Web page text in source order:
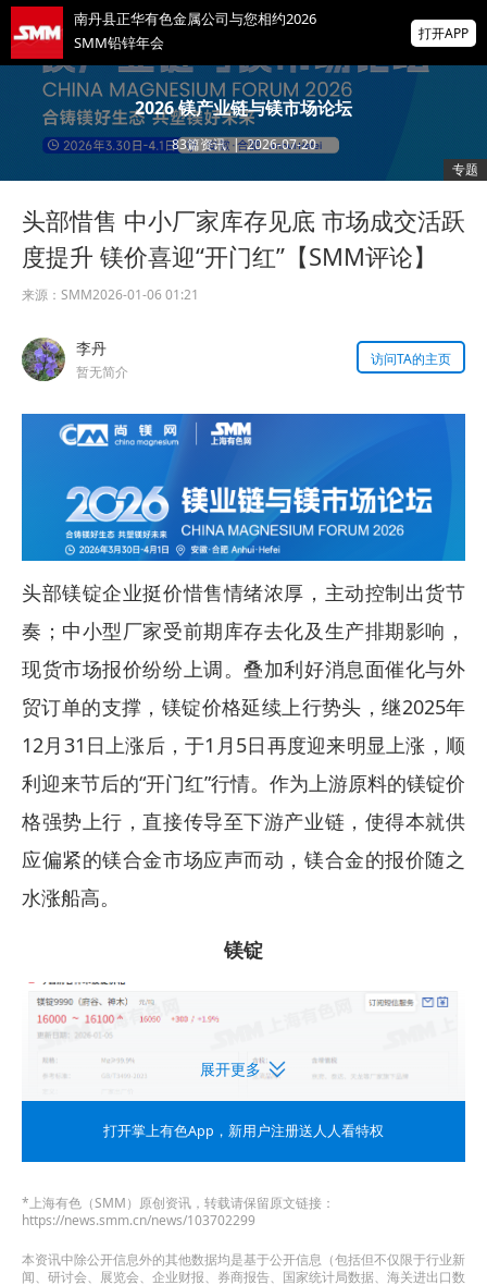
南丹县正华有色金属公司与您相约2026
SMM铅锌年会
2026年8月2期朝阳钢铁铁精矿等项目采购招
标公告
冶金焦粉等项目采购招标公告
掌上有色
打开APP
2026 镁产业链与镁市场论坛
83篇资讯|2026-07-20
专题
头部惜售 中小厂家库存见底 市场成交活跃
度提升 镁价喜迎“开门红”【SMM评论】
来源： SMM2026-01-06 01:21
李丹
暂无简介
访问TA的主页
头部镁锭企业挺价惜售情绪浓厚，主动控制出货节
奏；中小型厂家受前期库存去化及生产排期影响，
现货市场报价纷纷上调。叠加利好消息面催化与外
贸订单的支撑，镁锭价格延续上行势头，继2025年
12月31日上涨后，于1月5日再度迎来明显上涨，顺
利迎来节后的“开门红”行情。作为上游原料的镁锭价
格强势上行，直接传导至下游产业链，使得本就供
应偏紧的镁合金市场应声而动，镁合金的报价随之
水涨船高。
镁锭
展开更多
打开掌上有色App ，新用户注册送人人看特权
*上海有色（SMM）原创资讯，转载请保留原文链接：
https://news.smm.cn/news/103702299
本资讯中除公开信息外的其他数据均是基于公开信息（包括但不仅限于行业新
闻、研讨会、展览会、企业财报、券商报告、国家统计局数据、海关进出口数